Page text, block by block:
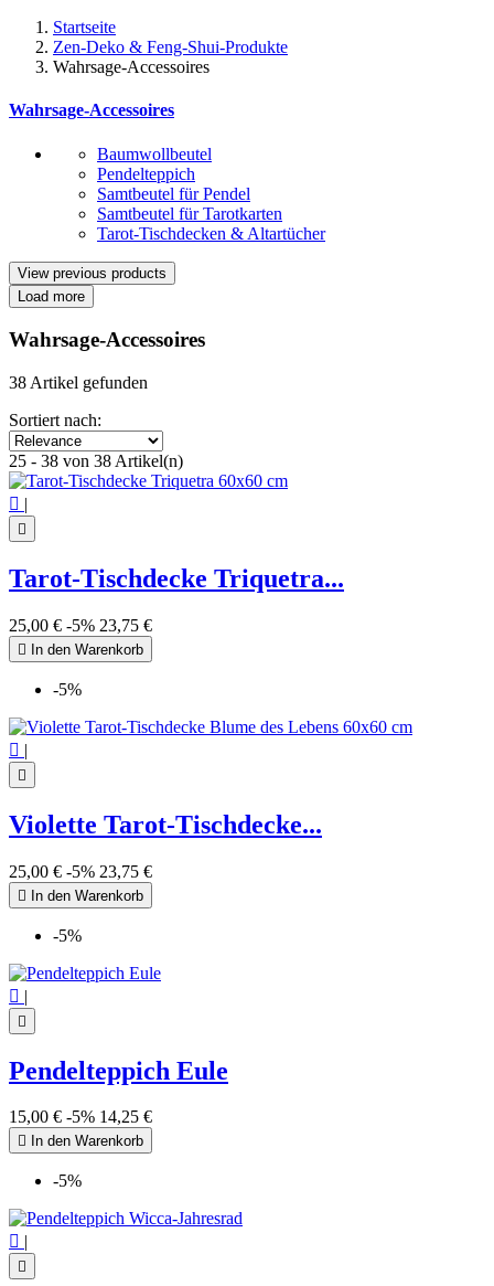
Startseite
Zen-Deko & Feng-Shui-Produkte
Wahrsage-Accessoires
Wahrsage-Accessoires
Baumwollbeutel
Pendelteppich
Samtbeutel für Pendel
Samtbeutel für Tarotkarten
Tarot-Tischdecken & Altartücher
Filters:
Clear
Kategorien
Baumwollbeutel
Pendelteppich
Samtbeutel für Pendel
Samtbeutel für Tarotkarten
Tarot-Tischdecken & Altartücher
Price
€
Symbol
7 Chakren 1
Aum - Om
Baum des Lebens
Eule
Metatron-Würfel 3
Samen des Lebens 1
Tetragrammaton
Triquetra 3
Triskel 3
Wicca-Jahresrad
more...
View products
View previous products
Load more
Wahrsage-Accessoires
38 Artikel gefunden
Sortiert nach:
25 - 38 von 38 Artikel(n)
 |

Tarot-Tischdecke Triquetra...
25,00 € -5% 23,75 €
 In den Warenkorb
-5%
 |

Violette Tarot-Tischdecke...
25,00 € -5% 23,75 €
 In den Warenkorb
-5%
 |

Pendelteppich Eule
15,00 € -5% 14,25 €
 In den Warenkorb
-5%
 |
